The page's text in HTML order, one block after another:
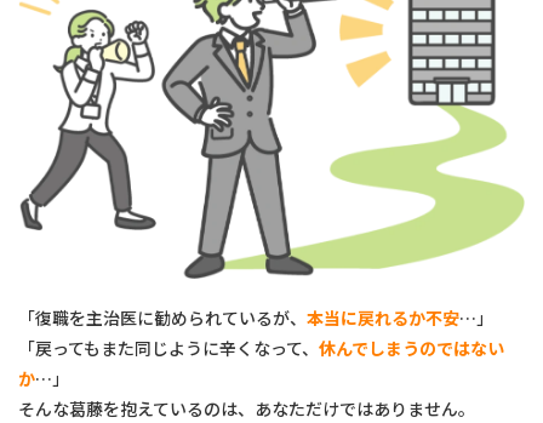
「復職を主治医に勧められているが、 本当に戻れるか不安…」
「戻ってもまた同じように辛くなって、 休んでしまうのではない
か…」
そんな葛藤を抱えているのは、あなただけではありません。